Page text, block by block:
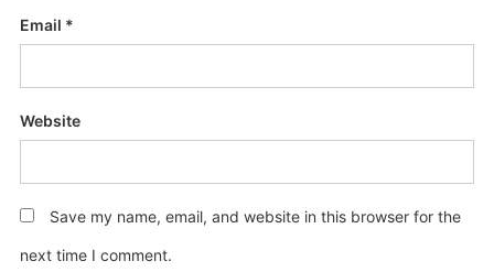
Email *
Website
Save my name, email, and website in this browser for the
next time I comment.